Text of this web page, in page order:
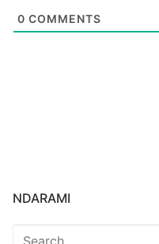
0 COMMENTS
NDARAMI
Search